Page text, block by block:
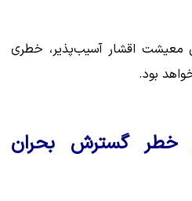
معیشت اقشار آسیب‌پذیر، خطری
بود.
خطر گسترش بحران